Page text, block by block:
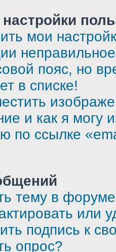
мои
пояс, но
в списке!
и как я могу
по ссылке
тему в
или
подпись к
опрос?